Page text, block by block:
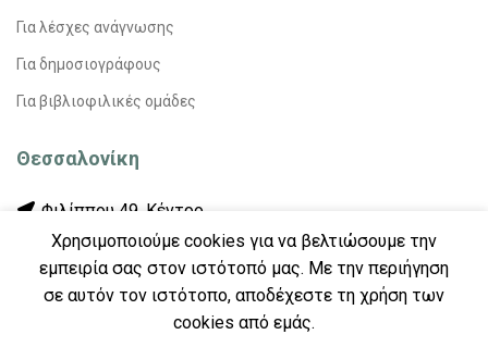
Για λέσχες ανάγνωσης
Για δημοσιογράφους
Για βιβλιοφιλικές ομάδες
Θεσσαλονίκη
Φιλίππου 49, Κέντρο
Τηλ: 2311 27 28 03
Εmail: info@daidaleos.gr
Χρησιμοποιούμε cookies για να βελτιώσουμε την
εμπειρία σας στον ιστότοπό μας. Με την περιήγηση
σε αυτόν τον ιστότοπο, αποδέχεστε τη χρήση των
cookies από εμάς.